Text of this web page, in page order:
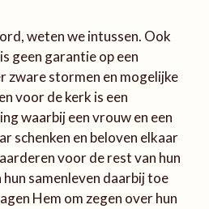
weten we intussen. Ook
geen garantie op een
zware stormen en mogelijke
voor de kerk is een
waarbij een vrouw en een
schenken en beloven elkaar
voor de rest van hun
samenleven daarbij toe
Hem om zegen over hun